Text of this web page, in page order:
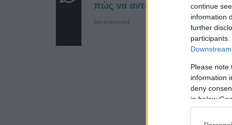
continue
information
further
Please note
information
deny
in below
πώς να αντιμετωπίσεις το